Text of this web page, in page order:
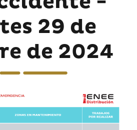
29 de
de 2024